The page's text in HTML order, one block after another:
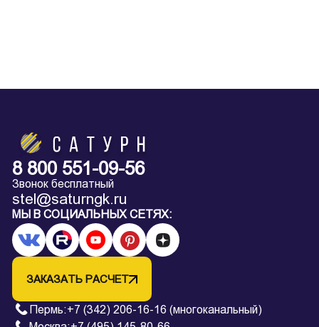
8 800 551-09-56
Звонок бесплатный
stel@saturngk.ru
МЫ В СОЦИАЛЬНЫХ СЕТЯХ:
ЗАКАЗАТЬ РАСЧЕТ
Пермь:+7 (342) 206-16-16 (многоканальный)